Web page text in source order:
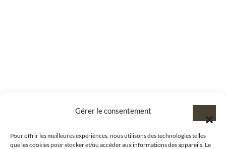
Gérer le consentement
Pour offrir les meilleures expériences, nous utilisons des technologies telles
que les cookies pour stocker et/ou accéder aux informations des appareils. Le